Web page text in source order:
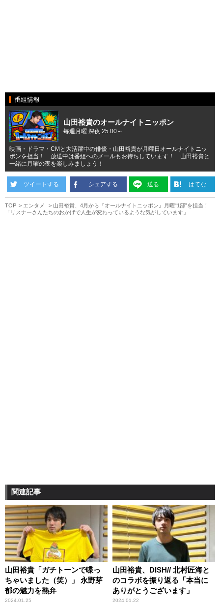
番組情報
山田裕貴のオールナイトニッポン
毎週月曜 深夜 25:00～
映画・ドラマ・CMと大活躍中の俳優・山田裕貴が月曜日オールナイトニッ
ポンを担当！ 放送中は番組へのメールもお待ちしています！ 山田裕貴と
一緒に月曜の夜を楽しみましょう！
ツイートする シェアする 送る はてな
TOP エンタメ
山田裕貴、4月から『オールナイトニッポン』月曜“1部”を担当！
「リスナーさんたちのおかげで人生が変わっているような気がしています」
関連記事
山田裕貴「ガチトーンで喋っ
ちゃいました（笑）」 永野芽
郁の魅力を熱弁
2024.01.25
山田裕貴、DISH// 北村匠海と
のコラボを振り返る「本当に
ありがとうございます」
2024.01.22